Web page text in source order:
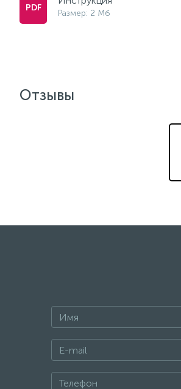
Размер: 2 Мб
Отзывы